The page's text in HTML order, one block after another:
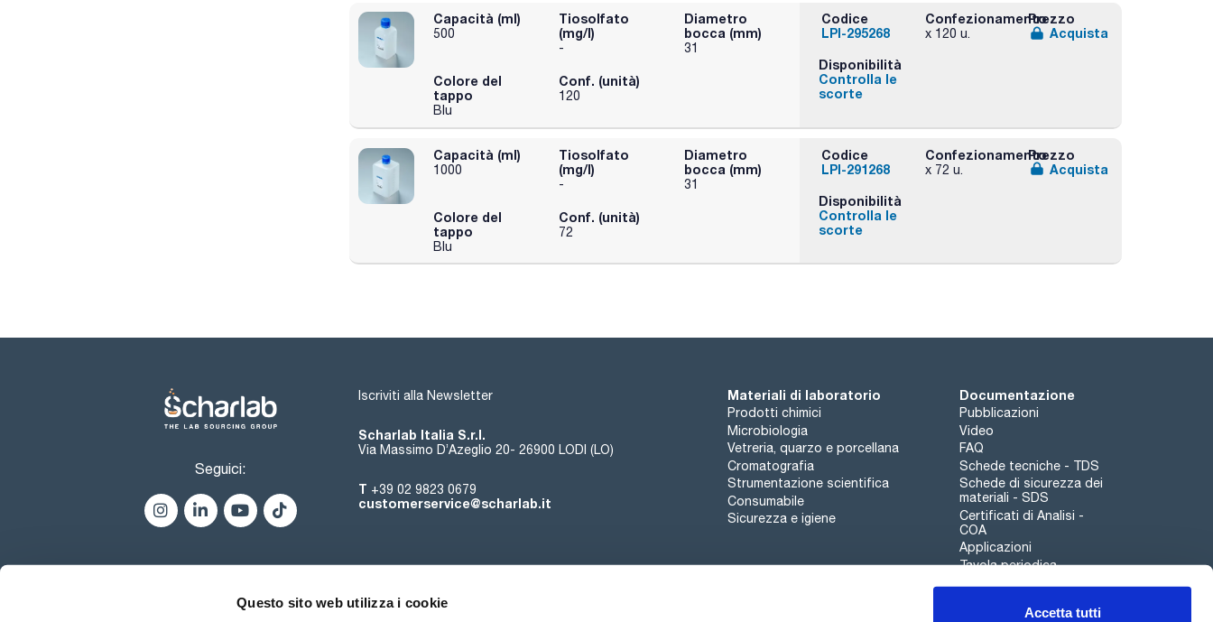
Questo sito web utilizza i cookie
Accetta tutti
Capacità (ml)
500
Tiosolfato
(mg/l)
-
Diametro
bocca (mm)
31
Colore del
tappo
Blu
Conf. (unità)
120
Codice
LPI-295268
Confezionamento
x 120 u.
Prezzo
Acquista
Disponibilità
Controlla le
scorte
Capacità (ml)
1000
Tiosolfato
(mg/l)
-
Diametro
bocca (mm)
31
Colore del
tappo
Blu
Conf. (unità)
72
Codice
LPI-291268
Confezionamento
x 72 u.
Prezzo
Acquista
Disponibilità
Controlla le
scorte
Seguici:
Iscriviti alla Newsletter
Scharlab Italia S.r.l.
Via Massimo D’Azeglio 20- 26900 LODI (LO)
T +39 02 9823 0679
customerservice@scharlab.it
Materiali di laboratorio
Prodotti chimici
Microbiologia
Vetreria, quarzo e porcellana
Cromatografia
Strumentazione scientifica
Consumabile
Sicurezza e igiene
Documentazione
Pubblicazioni
Video
FAQ
Schede tecniche - TDS
Schede di sicurezza dei
materiali - SDS
Certificati di Analisi -
COA
Applicazioni
Tavola periodica
Canale di segnalazioni